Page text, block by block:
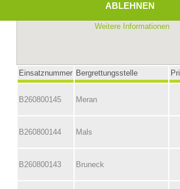
ABLEHNEN
Weitere Informationen